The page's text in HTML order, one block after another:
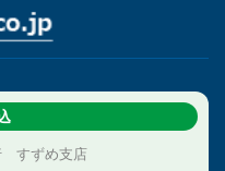
すずめ支店